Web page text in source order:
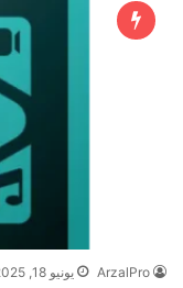
ArzalPro يونيو 18, 2025